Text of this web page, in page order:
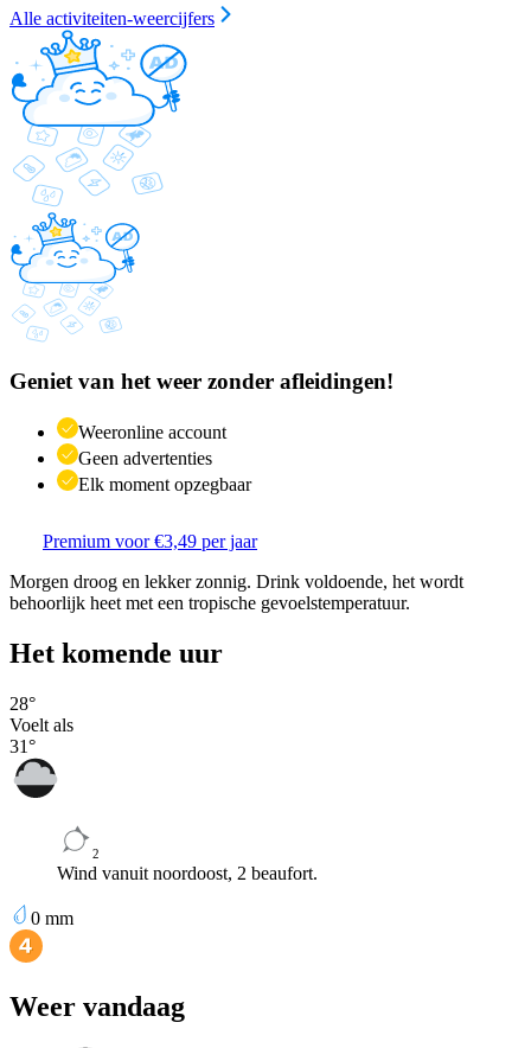
Alle activiteiten-weercijfers
Geniet van het weer zonder afleidingen!
Weeronline account
Geen advertenties
Elk moment opzegbaar
Premium voor €3,49 per jaar
Morgen droog en lekker zonnig. Drink voldoende, het wordt
behoorlijk heet met een tropische gevoelstemperatuur.
Het komende uur
28°
Voelt als
31°
2
Wind vanuit noordoost, 2 beaufort.
0 mm
Weer vandaag